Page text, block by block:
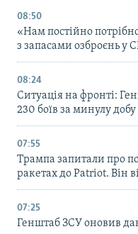
08:50
«Нам постійно
з запасами озброєнь у
08:24
Ситуація на фронті:
230 боїв за минулу добу
07:55
Трампа запитали про
ракетах до Patriot. Він
07:25
Генштаб ЗСУ оновив